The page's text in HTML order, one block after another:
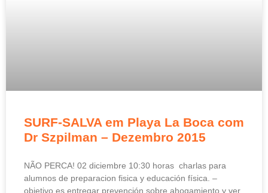
SURF-SALVA em Playa La Boca com
Dr Szpilman – Dezembro 2015
NÃO PERCA! 02 diciembre 10:30 horas charlas para
alumnos de preparacion fisica y educación física. –
objetivo es entregar prevención sobre ahogamiento y ver